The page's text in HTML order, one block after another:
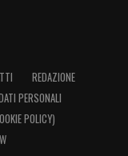
REDAZIONE
PERSONALI
POLICY)